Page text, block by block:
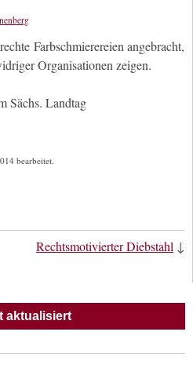
Farbschmierereien angebracht,
Organisationen zeigen.
Sächs. Landtag
bearbeitet.
Rechtsmotivierter Diebstahl ↓
aktualisiert